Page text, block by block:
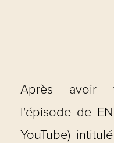
Après avoir
l'épisode de
YouTube)